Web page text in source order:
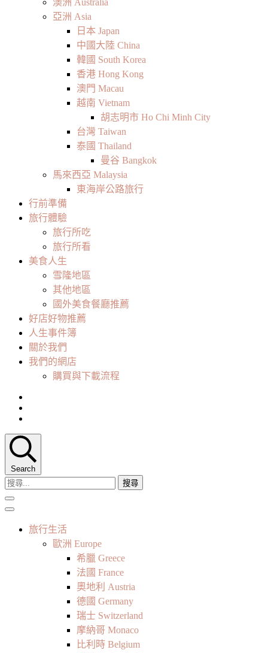
澳洲 Australia
亞洲 Asia
日本 Japan
中國大陸 China
韓國 South Korea
香港 Hong Kong
澳門 Macau
越南 Vietnam
胡志明市 Ho Chi Minh City
台灣 Taiwan
泰國 Thailand
曼谷 Bangkok
馬來西亞 Malaysia
東海岸公路旅行
行前準備
旅行體驗
旅行所吃
旅行所看
美食人生
雪隆地區
其他地區
國外美食餐廳推薦
好店好物推薦
人生事件簿
關於我們
我們的網店
購買與下載流程
Search
搜
尋
關
旅行生活
歐洲 Europe
希臘 Greece
法國 France
奧地利 Austria
德國 Germany
瑞士 Switzerland
摩納哥 Monaco
比利時 Belgium